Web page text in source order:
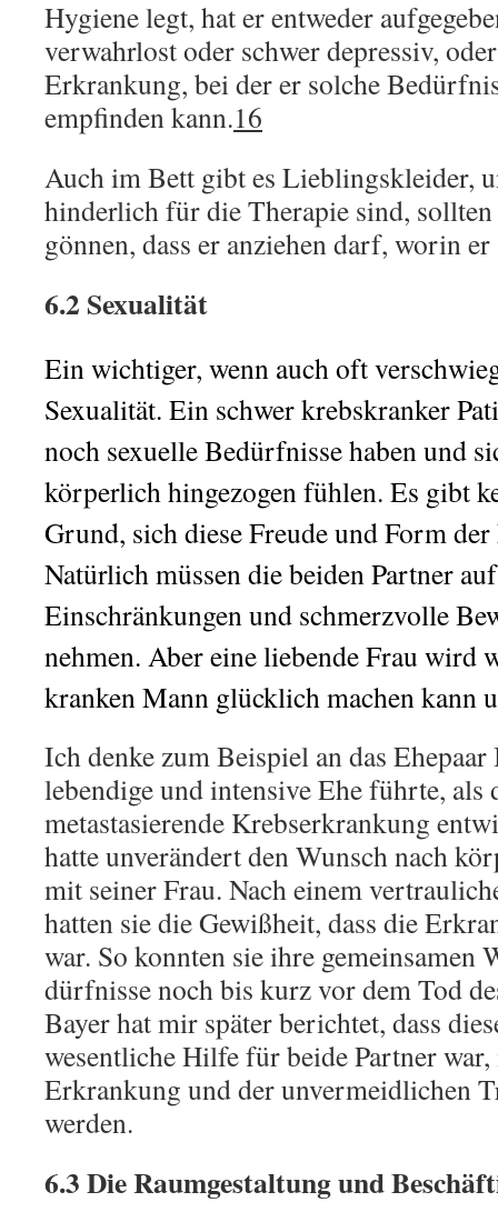
Hygiene legt, hat er entweder
verwahrlost oder schwer depressiv,
Erkrankung, bei der er solche
empfinden kann.16
Auch im Bett gibt es Lieblingskleider,
hinderlich für die Therapie sind, sollten
gönnen, dass er anziehen darf, worin
6.2 Sexualität
Ein wichtiger, wenn auch oft
Sexualität. Ein schwer krebskranker
noch sexuelle Bedürfnisse haben und
körperlich hingezogen fühlen. Es gibt
Grund, sich diese Freude und Form
Natürlich müssen die beiden Partner
Einschränkungen und schmerzvolle
nehmen. Aber eine liebende Frau wird
kranken Mann glücklich machen kann
Ich denke zum Beispiel an das Ehepaar
lebendige und intensive Ehe führte, als
metastasierende Krebserkrankung
hatte unverändert den Wunsch nach
mit seiner Frau. Nach einem
hatten sie die Gewißheit, dass die
war. So konnten sie ihre gemeinsamen
dürfnisse noch bis kurz vor dem Tod
Bayer hat mir später berichtet, dass
wesentliche Hilfe für beide Partner
Erkrankung und der unvermeidlichen
werden.
6.3 Die Raumgestaltung und